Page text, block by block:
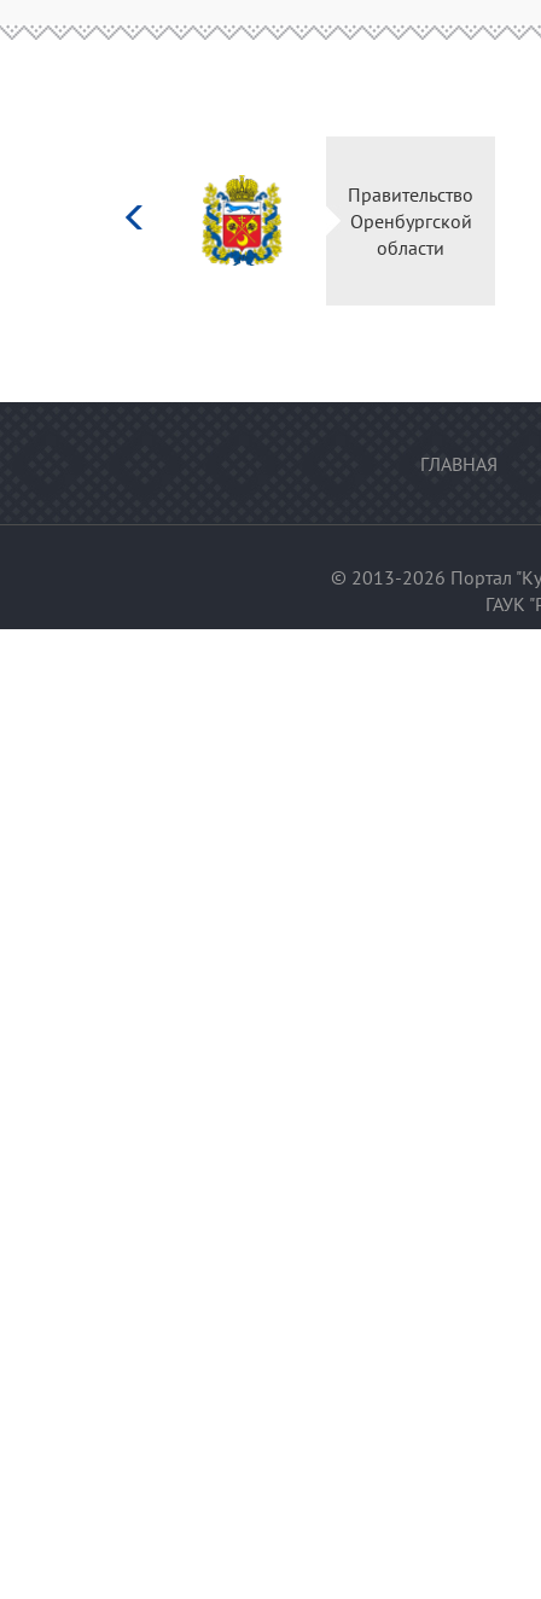
Министерство
культуры
Российской
федерации
ГЛАВНАЯ
© 2013-2026 Портал
ГАУК